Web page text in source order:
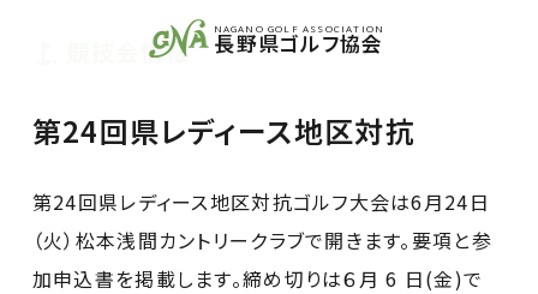
NAGANO GOLF ASSOCIATION
長野県ゴルフ協会
競技会情報
第24回県レディース地区対抗
第24回県レディース地区対抗ゴルフ大会は6月24日
（火）松本浅間カントリークラブで開きます。要項と参
加申込書を掲載します。締め切りは６月 6 日(金)で